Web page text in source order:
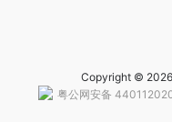
Copyright ©
粤公网安备